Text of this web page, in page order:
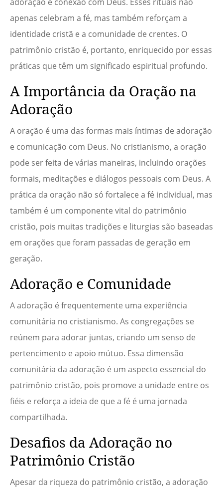
apenas celebram a fé, mas também reforçam a
identidade cristã e a comunidade de crentes. O
patrimônio cristão é, portanto, enriquecido por essas
práticas que têm um significado espiritual profundo.
A Importância da Oração na
Adoração
A oração é uma das formas mais íntimas de adoração
e comunicação com Deus. No cristianismo, a oração
pode ser feita de várias maneiras, incluindo orações
formais, meditações e diálogos pessoais com Deus. A
prática da oração não só fortalece a fé individual, mas
também é um componente vital do patrimônio
cristão, pois muitas tradições e liturgias são baseadas
em orações que foram passadas de geração em
geração.
Adoração e Comunidade
A adoração é frequentemente uma experiência
comunitária no cristianismo. As congregações se
reúnem para adorar juntas, criando um senso de
pertencimento e apoio mútuo. Essa dimensão
comunitária da adoração é um aspecto essencial do
patrimônio cristão, pois promove a unidade entre os
fiéis e reforça a ideia de que a fé é uma jornada
compartilhada.
Desafios da Adoração no
Patrimônio Cristão
Apesar da riqueza do patrimônio cristão, a adoração